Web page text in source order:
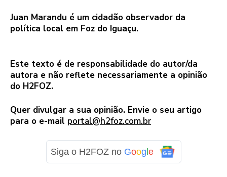
Juan Marandu é um cidadão observador da
política local em Foz do Iguaçu.
Este texto é de responsabilidade do autor/da
autora e não reflete necessariamente a opinião
do H2FOZ.
Quer divulgar a sua opinião. Envie o seu artigo
para o e-mail portal@h2foz.com.br
Siga o H2FOZ no Google